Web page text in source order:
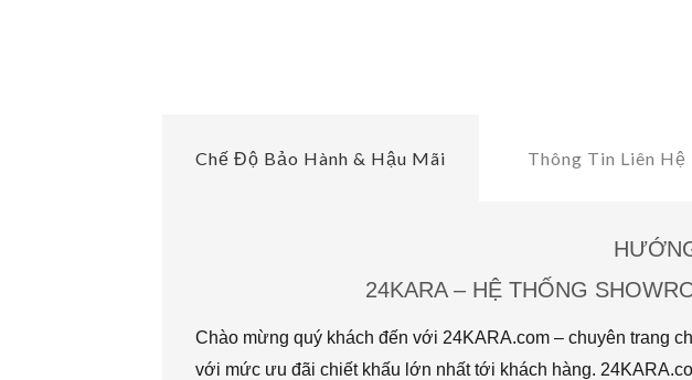
Chế Độ Bảo Hành & Hậu Mãi Thông Tin Liên Hệ
24KARA – HỆ THỐNG
Chào mừng quý khách đến với 24KARA.com – chuyên trang
với mức ưu đãi chiết khấu lớn nhất tới khách hàng.